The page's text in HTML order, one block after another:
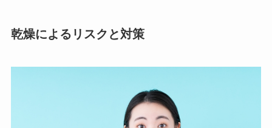
乾燥によるリスクと対策